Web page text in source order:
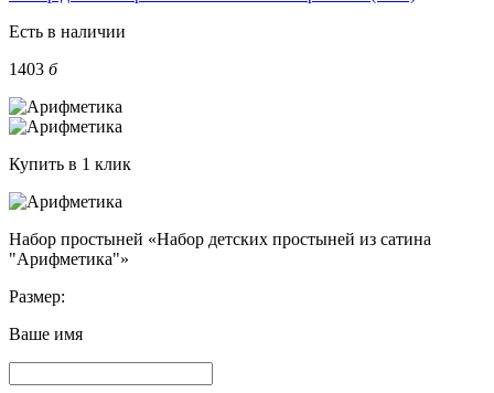
Есть в наличии
1403 б
Купить в 1 клик
Набор простыней «Набор детских простыней из сатина
"Арифметика"»
Размер:
Ваше имя